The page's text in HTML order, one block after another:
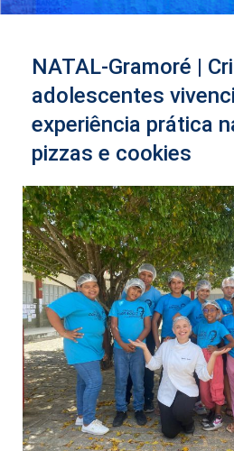
NATAL-Gramoré |
adolescentes
experiência prática
pizzas e cookies